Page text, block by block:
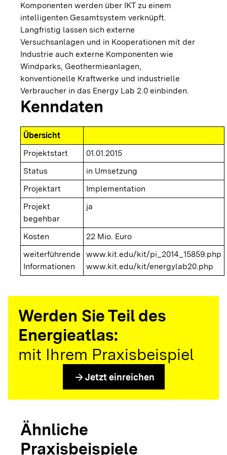
Komponenten werden über IKT zu einem
intelligenten Gesamtsystem verknüpft.
Langfristig lassen sich externe
Versuchsanlagen und in Kooperationen mit der
Industrie auch externe Komponenten wie
Windparks, Geothermieanlagen,
konventionelle Kraftwerke und industrielle
Verbraucher in das Energy Lab 2.0 einbinden.
Kenndaten
Übersicht
Projektstart
01.01.2015
Status
in Umsetzung
Projektart
Implementation
Projekt
begehbar
ja
Kosten
22 Mio. Euro
weiterführende
Informationen
www.kit.edu/kit/pi_2014_15859.php
www.kit.edu/kit/energylab20.php
Werden Sie Teil des
Energieatlas:
mit Ihrem Praxisbeispiel
arrow_forward Jetzt einreichen
Ähnliche
Praxisbeispiele